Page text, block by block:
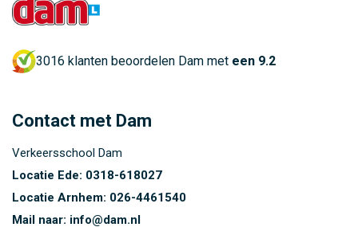
3016 klanten beoordelen Dam met een 9.2
Contact met Dam
Verkeersschool Dam
Locatie Ede: 0318-618027
Locatie Arnhem: 026-4461540
Mail naar: info@dam.nl